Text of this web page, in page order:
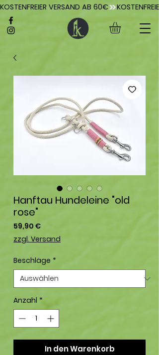
KOSTENFREIER VERSAND AB 60€
Hanftau Hundeleine "old
rose"
59,90 €Preis
zzgl. Versand
Beschläge *
Anzahl *
In den Warenkorb